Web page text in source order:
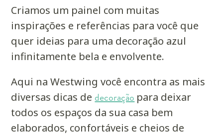
Criamos um painel com muitas
inspirações e referências para você que
quer ideias para uma decoração azul
infinitamente bela e envolvente.
Aqui na Westwing você encontra as mais
diversas dicas de decoração para deixar
todos os espaços da sua casa bem
elaborados, confortáveis e cheios de